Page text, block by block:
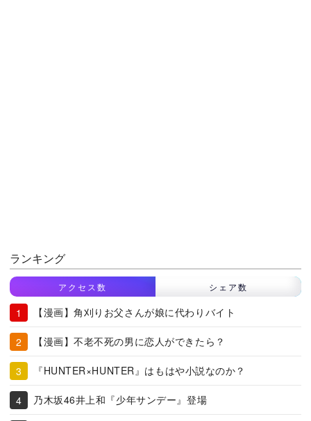
ランキング
アクセス数 シェア数
【漫画】角刈りお父さんが娘に代わりバイト
【漫画】不老不死の男に恋人ができたら？
『HUNTER×HUNTER』はもはや小説なのか？
乃木坂46井上和『少年サンデー』登場